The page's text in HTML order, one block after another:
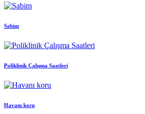
Sabim
Poliklinik Çalışma Saatleri
Havanı koru